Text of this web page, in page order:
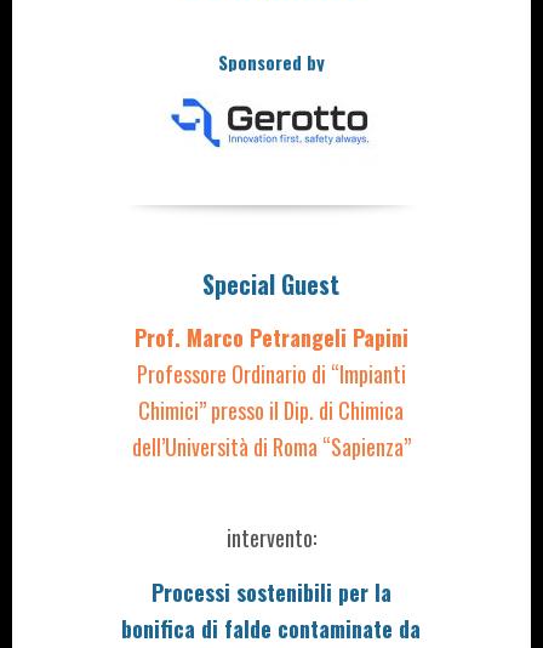
Sponsored by
Special Guest
Prof. Marco Petrangeli Papini
Professore Ordinario di “Impianti
Chimici” presso il Dip. di Chimica
dell’Università di Roma “Sapienza”
intervento:
Processi sostenibili per la
bonifica di falde contaminate da